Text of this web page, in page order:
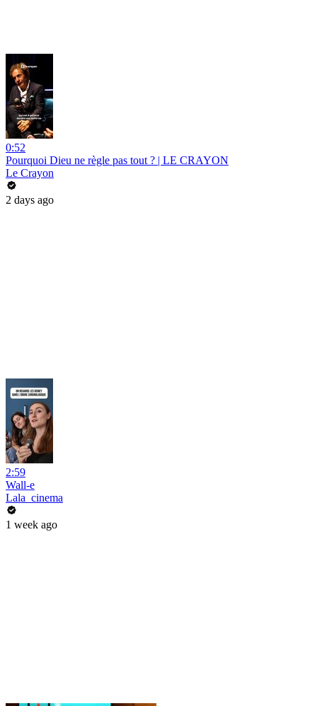
0:52
Pourquoi Dieu ne règle pas tout ? | LE CRAYON
Le Crayon
2 days ago
2:59
Wall-e
Lala_cinema
1 week ago